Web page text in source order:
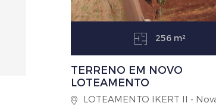
256 m²
TERRENO EM NOVO
LOTEAMENTO
LOTEAMENTO IKERT II -